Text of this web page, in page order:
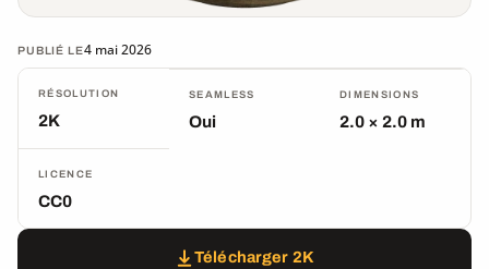
PUBLIÉ LE4 mai 2026
RÉSOLUTION
2K
SEAMLESS
Oui
DIMENSIONS
2.0 × 2.0 m
LICENCE
CC0
Télécharger 2K